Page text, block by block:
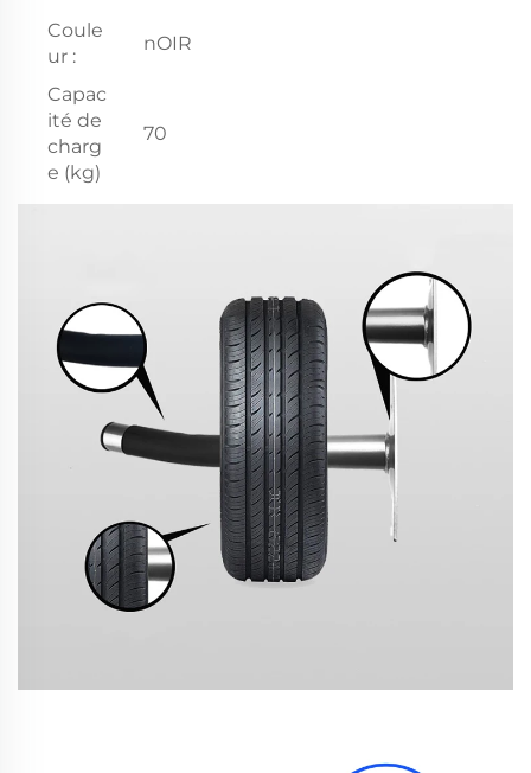
Coule
ur :
nOIR
Capac
ité de
charg
e (kg)
70